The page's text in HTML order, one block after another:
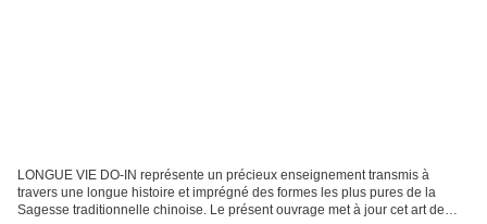
LONGUE VIE DO-IN représente un précieux enseignement transmis à
travers une longue histoire et imprégné des formes les plus pures de la
Sagesse traditionnelle chinoise. Le présent ouvrage met à jour cet art de